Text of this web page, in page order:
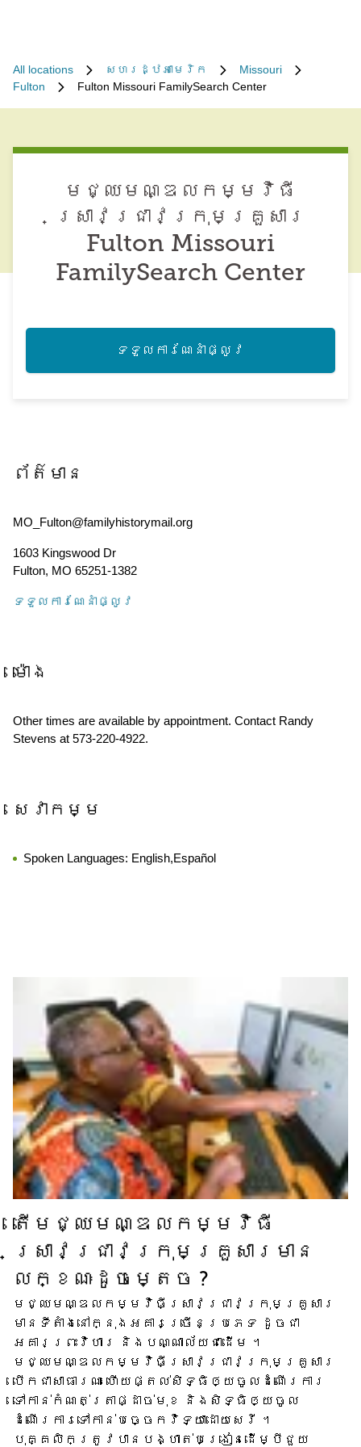
All locations សហរដ្ឋអាមេរិក
Missouri
Fulton
Fulton Missouri FamilySearch Center
មជ្ឈមណ្ឌល​កម្មវិធី​
ស្រាវជ្រាវ​ក្រុមគ្រួសារ
Fulton Missouri
FamilySearch Center
ទទួល​ការណែនាំ​ផ្លូវ
ព័ត៌មាន
MO_Fulton@familyhistorymail.org
1603 Kingswood Dr
Fulton, MO 65251-1382
ទទួល​ការណែនាំ​ផ្លូវ
ម៉ោង
Other times are available by appointment. Contact Randy
Stevens at 573-220-4922.
សេវាកម្ម
Spoken Languages: English,Español
តើ​មជ្ឈមណ្ឌល​កម្មវិធី​
ស្រាវជ្រាវ​ក្រុមគ្រួសារ​មាន​
លក្ខណៈ​ដូចម្តេច ?
មជ្ឈមណ្ឌល​កម្មវិធី​ស្រាវជ្រាវ​ក្រុមគ្រួសារ​
មាន​ទីតាំង​នៅក្នុង​អគារ​ច្រើន​ប្រភេទ ដូចជា​
អគារ​ព្រះវិហារ និង​បណ្ណាល័យ​ជាដើម ។
មជ្ឈមណ្ឌល​កម្មវិធី​ស្រាវជ្រាវ​ក្រុមគ្រួសារ​
បើក​ជា​សាធារណៈ ហើយ​ផ្តល់​សិទ្ធិ​ឲ្យ​ចូល​ដំណើរការ​
ទៅកាន់​កំណត់ត្រា​ផ្ដាច់មុខ និង​សិទ្ធិ​ឲ្យ​ចូល​
ដំណើរការ​ទៅ​កាន់​បច្ចេកវិទ្យា​ដោយសេរី ។
បុគ្គលិក​ត្រូវ​បាន​បង្ហាត់​បង្រៀន​ដើម្បី​ជួយ​